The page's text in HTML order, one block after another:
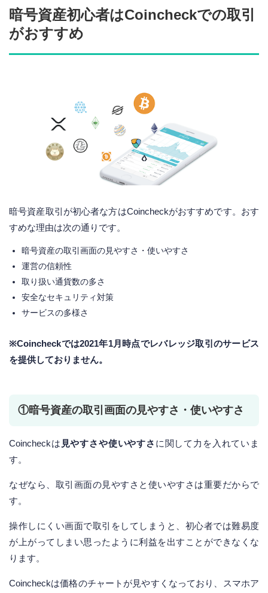
暗号資産初心者はCoincheckでの取引
がおすすめ
暗号資産取引が初心者な方はCoincheckがおすすめです。おす
すめな理由は次の通りです。
暗号資産の取引画面の見やすさ・使いやすさ
運営の信頼性
取り扱い通貨数の多さ
安全なセキュリティ対策
サービスの多様さ
※Coincheckでは2021年1月時点でレバレッジ取引のサービス
を提供しておりません。
①暗号資産の取引画面の見やすさ・使いやすさ
Coincheckは 見やすさや使いやすさ に関して力を入れていま
す。
なぜなら、取引画面の見やすさと使いやすさは重要だからで
す。
操作しにくい画面で取引をしてしまうと、初心者では難易度
が上がってしまい思ったように利益を出すことができなくな
ります。
Coincheckは価格のチャートが見やすくなっており、スマホア